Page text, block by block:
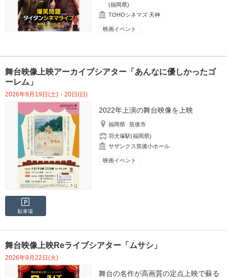
(福岡県)
TOHOシネマズ 天神
映画イベント
舞台映像上映アーカイブシアター「あんなに優しかったゴ
ーレム」
2026年9月19日(土)・20日(日)
2022年上演の舞台映像を上映
福岡県
筑後市
羽犬塚駅(福岡県)
サザンクス筑後小ホール
映画イベント
駐車場
舞台映像上映Reライブシアター「ムサシ」
2026年9月22日(火)
舞台の名作が高画質の定点上映で蘇る